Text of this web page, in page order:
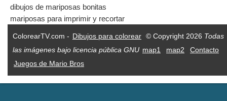
dibujos de mariposas bonitas
mariposas para imprimir y recortar
ColorearTV.com - Dibujos para colorear © Copyright 2026 Todas
las imágenes bajo licencia pública GNU map1 map2
Contacto
Juegos de Mario Bros